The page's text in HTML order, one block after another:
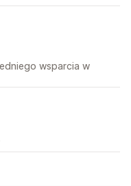
wsparcia w